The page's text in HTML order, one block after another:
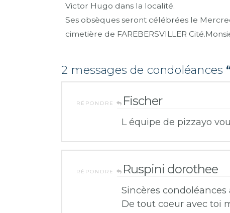
Victor Hugo dans la localité.
Ses obsèques seront célébrées le
cimetière de FAREBERSVILLER
2 messages de condoléances
RÉPONDRE Fischer
L équipe de pizzayo
RÉPONDRE Ruspini dorothee
Sincères
De tout coeur avec toi